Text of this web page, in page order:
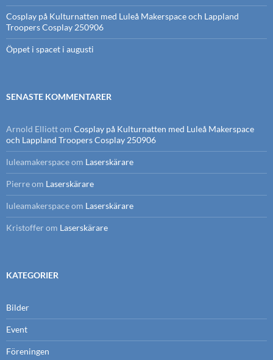
Cosplay på Kulturnatten med Luleå Makerspace och Lappland
Troopers Cosplay 250906
Öppet i spacet i augusti
SENASTE KOMMENTARER
Arnold Elliottom Cosplay på Kulturnatten med Luleå Makerspace
och Lappland Troopers Cosplay 250906
luleamakerspaceom Laserskärare
Pierreom Laserskärare
luleamakerspaceom Laserskärare
Kristoffer om Laserskärare
KATEGORIER
Bilder
Event
Föreningen